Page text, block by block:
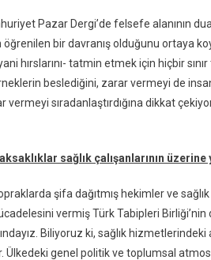
Pazar Dergi’de felsefe alanının
öğrenilen bir davranış olduğunu ortaya
hırslarını- tatmin etmek için hiçbir
beslediğini, zarar vermeyi de
sıradanlaştırdığına dikkat
sağlık çalışanlarının üzerine
şifa dağıtmış hekimler ve
vermiş Türk Tabipleri
Biliyoruz ki, sağlık hizmetlerindeki
Ülkedeki genel politik ve toplumsal